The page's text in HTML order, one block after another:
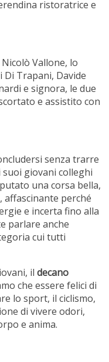
ristoratrice e
Vallone, lo
Di Trapani, Davide
e signora, le due
e assistito con
senza trarre
suoi giovani colleghi
una corsa bella,
perché
e incerta fino alla
parlare anche
cui tutti
il decano
che essere felici di
lo sport, il ciclismo,
di vivere odori,
e anima.